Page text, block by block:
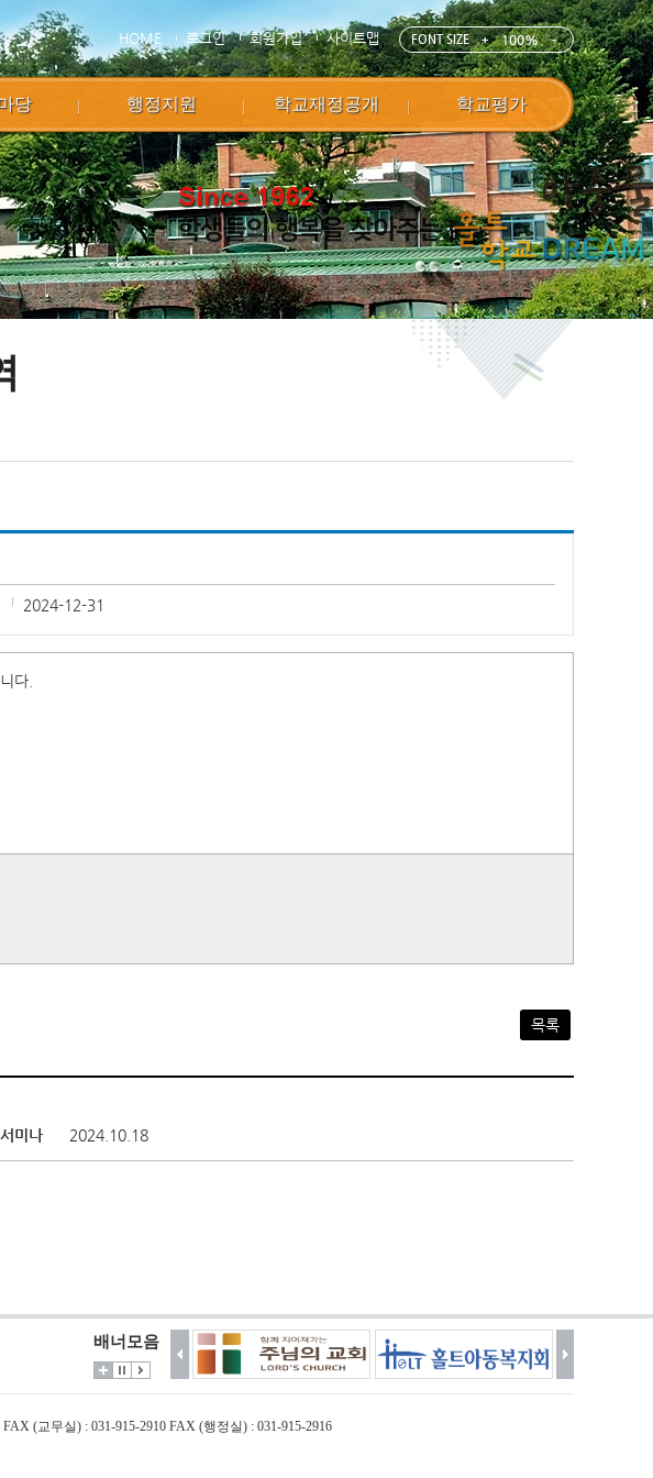
HOME 로그인 회원가입 사이트맵 FONT SIZE 100%
당 행정지원 학교재정공개 학교평가
2024-12-31
다.
목록
미나 2024.10.18
FAX (교무실) : 031-915-2910 FAX (행정실) : 031-915-2916
배너모음